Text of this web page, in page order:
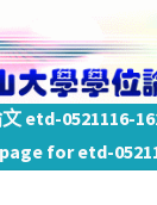
etd-0521116-
for etd-